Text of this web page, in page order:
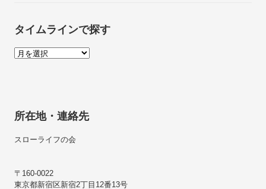
タイムラインで探す
所在地・連絡先
スローライフの会
〒160-0022
東京都新宿区新宿2丁目12番13号